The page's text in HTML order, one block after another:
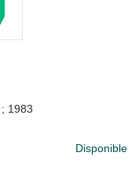
; 1983
Disponible